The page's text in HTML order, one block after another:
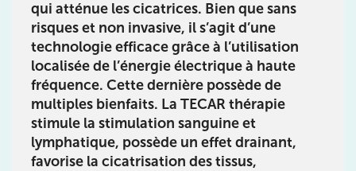
qui atténue les cicatrices. Bien que sans
risques et non invasive, il s’agit d’une
technologie efficace grâce à l’utilisation
localisée de l’énergie électrique à haute
fréquence. Cette dernière possède de
multiples bienfaits. LaTECAR thérapie
stimule la stimulation sanguine et
lymphatique, possède un effet drainant,
favorise la cicatrisation des tissus,
prenant rendez-vous avecses équipesdans votre
cabinet IK – Institut Kinésithérapie le plus proche
de chez vous ou chez
KOSS
, votre allié sport du
quotidien.
IK PARIS 16 – TROCADÉRO